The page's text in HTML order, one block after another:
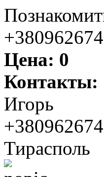
Цена: 0
Контакты:
Игорь
Тирасполь